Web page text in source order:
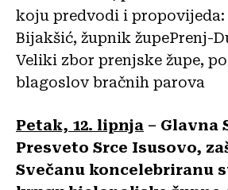
koju predvodi i propovijeda:
Bijakšić, župnik župePrenj-
Veliki zbor prenjske župe,
blagoslov bračnih parova
Petak, 12. lipnja – Glavna
Presveto Srce Isusovo,
Svečanu koncelebriranu